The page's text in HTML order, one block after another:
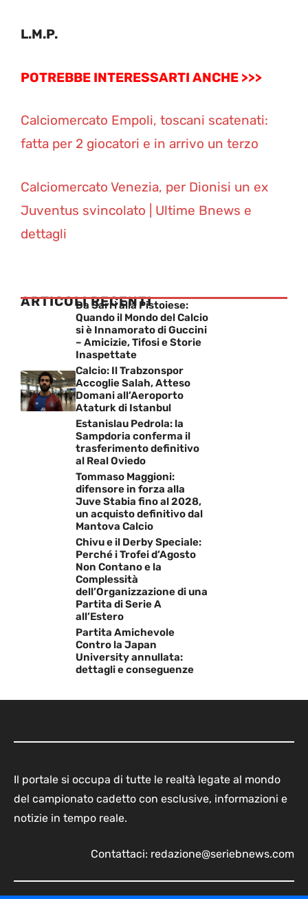
L.M.P.
POTREBBE INTERESSARTI ANCHE >>>
Calciomercato Empoli, toscani scatenati:
fatta per 2 giocatori e in arrivo un terzo
Calciomercato Venezia, per Dionisi un ex
Juventus svincolato | Ultime Bnews e
dettagli
ARTICOLI RECENTI
Da Sarri alla Pistoiese:
Quando il Mondo del Calcio
si è Innamorato di Guccini
– Amicizie, Tifosi e Storie
Inaspettate
Calcio: Il Trabzonspor
Accoglie Salah, Atteso
Domani all’Aeroporto
Ataturk di Istanbul
Estanislau Pedrola: la
Sampdoria conferma il
trasferimento definitivo
al Real Oviedo
Tommaso Maggioni:
difensore in forza alla
Juve Stabia fino al 2028,
un acquisto definitivo dal
Mantova Calcio
Chivu e il Derby Speciale:
Perché i Trofei d’Agosto
Non Contano e la
Complessità
dell’Organizzazione di una
Partita di Serie A
all’Estero
Partita Amichevole
Contro la Japan
University annullata:
dettagli e conseguenze
Il portale si occupa di tutte le realtà legate al mondo
del campionato cadetto con esclusive, informazioni e
notizie in tempo reale.
Contattaci: redazione@seriebnews.com